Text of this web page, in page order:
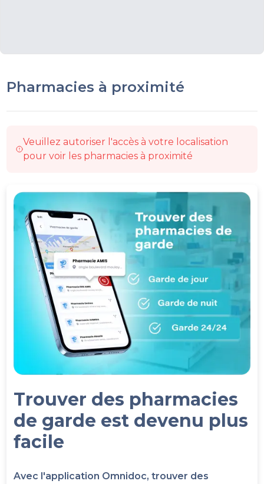
Pharmacies à proximité
Veuillez autoriser l'accès à votre localisation
pour voir les pharmacies à proximité
Trouver des pharmacies
de garde est devenu plus
facile
Avec l'application Omnidoc, trouver des